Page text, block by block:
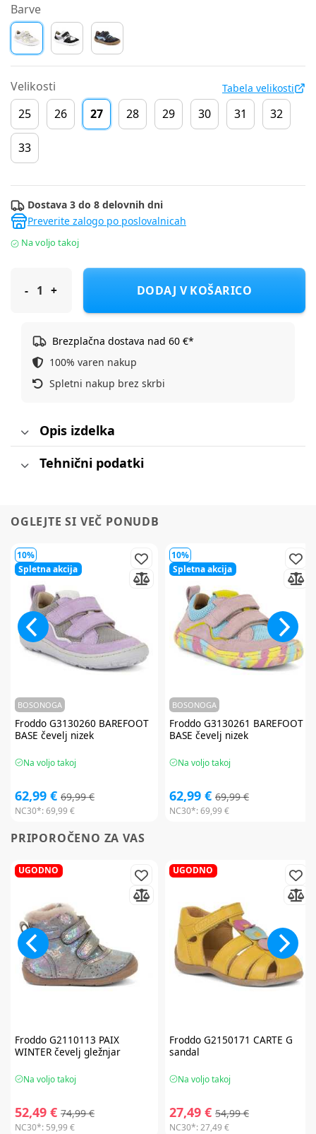
Barve
Velikosti Tabela velikosti
25 26 27 28 29 30 31 32
33
Dostava 3 do 8 delovnih dni
Preverite zalogo po poslovalnicah
Na voljo takoj
Froddo čevelj nizek G3130286 RIVER barefoot D white/gold 27
DODAJ V KOŠARICO
Brezplačna dostava nad 60 €*
100% varen nakup
Spletni nakup brez skrbi
Opis izdelka
Tehnični podatki
OGLEJTE SI VEČ PONUDB
10%
Spletna akcija
BOSONOGA
FroddoG3130260 BAREFOOT
BASE čevelj nizek
Na voljo takoj
62,99 € 69,99 €
NC30*:69,99 €
10%
Spletna akcija
BOSONOGA
FroddoG3130261 BAREFOOT
BASE čevelj nizek
Na voljo takoj
62,99 € 69,99 €
NC30*:69,99 €
PRIPOROČENO ZA VAS
UGODNO
FroddoG2110113 PAIX
WINTER čevelj gležnjar
Na voljo takoj
52,49 € 74,99 €
NC30*: 59,99 €
UGODNO
FroddoG2150171 CARTE G
sandal
Na voljo takoj
27,49 € 54,99 €
NC30*:27,49 €